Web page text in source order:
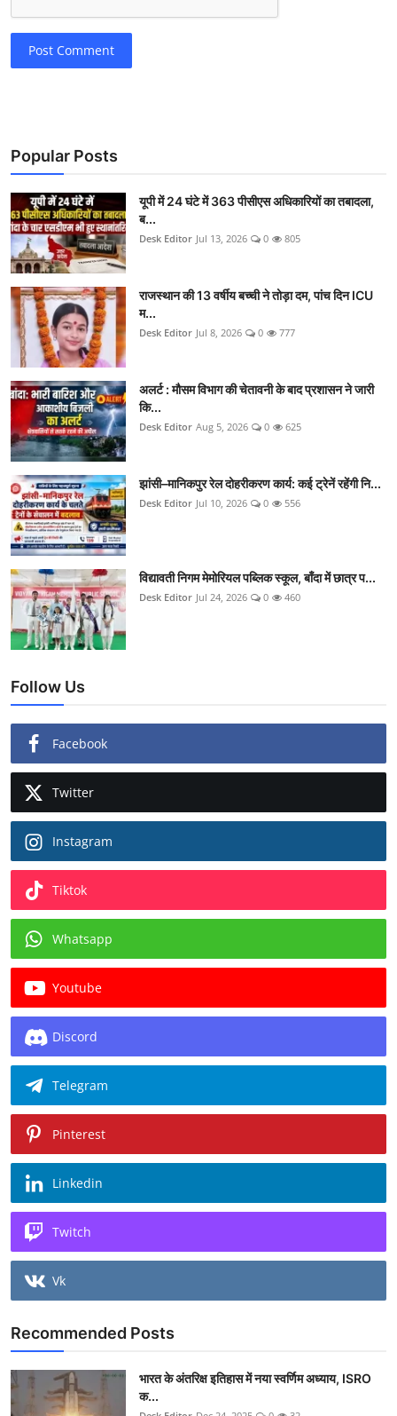
Post Comment
Popular Posts
यूपी में 24 घंटे में 363 पीसीएस अधिकारियों का तबादला,
ब...
Desk Editor Jul 13, 2026 0 805
राजस्थान की 13 वर्षीय बच्ची ने तोड़ा दम, पांच दिन ICU
म...
Desk Editor Jul 8, 2026 0 777
अलर्ट : मौसम विभाग की चेतावनी के बाद प्रशासन ने जारी
कि...
Desk Editor Aug 5, 2026 0 625
झांसी–मानिकपुर रेल दोहरीकरण कार्य: कई ट्रेनें रहेंगी नि...
Desk Editor Jul 10, 2026 0 556
विद्यावती निगम मेमोरियल पब्लिक स्कूल, बाँदा में छात्र प...
Desk Editor Jul 24, 2026 0 460
Follow Us
Facebook
Twitter
Instagram
Tiktok
Whatsapp
Youtube
Discord
Telegram
Pinterest
Linkedin
Twitch
Vk
Recommended Posts
भारत के अंतरिक्ष इतिहास में नया स्वर्णिम अध्याय, ISRO
क...